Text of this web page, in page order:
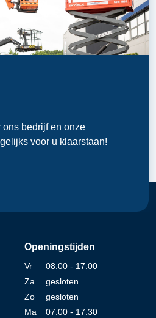
ons bedrijf en onze
voor u klaarstaan!
Openingstijden
Vr
08:00 - 17:00
Za
gesloten
Zo
gesloten
Ma
07:00 - 17:30